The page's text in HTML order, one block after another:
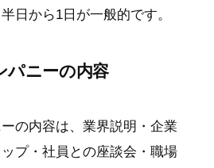
日から1日が一般的です。
パニーの内容
の内容は、業界説明・企業
プ・社員との座談会・職場